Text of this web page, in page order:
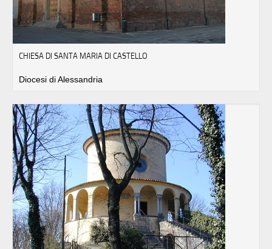
CHIESA DI SANTA MARIA DI CASTELLO
Diocesi di Alessandria